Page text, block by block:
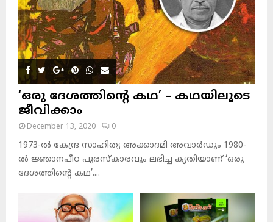
‘ഒരു ദേശത്തിന്റെ കഥ’ – കഥയിലൂടെ
ജീവിക്കാം
December 13, 2020 0
1973-ല്‍ കേന്ദ്ര സാഹിത്യ അക്കാദമി അവാര്‍ഡും 1980-
ല്‍ ജ്ഞാനപീഠ പുരസ്‌കാരവും ലഭിച്ച കൃതിയാണ് ‘ഒരു
ദേശത്തിന്റെ കഥ’....